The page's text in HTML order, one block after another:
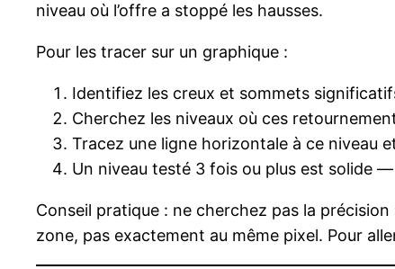
niveau où l’offre a stoppé les hausses.
Pour les tracer sur un graphique :
Identifiez les creux et sommets
Cherchez les niveaux où ces
Tracez une ligne horizontale à ce niveau
Un niveau testé 3 fois ou plus est solide
Conseil pratique : ne cherchez pas la
zone, pas exactement au même pixel. Pour